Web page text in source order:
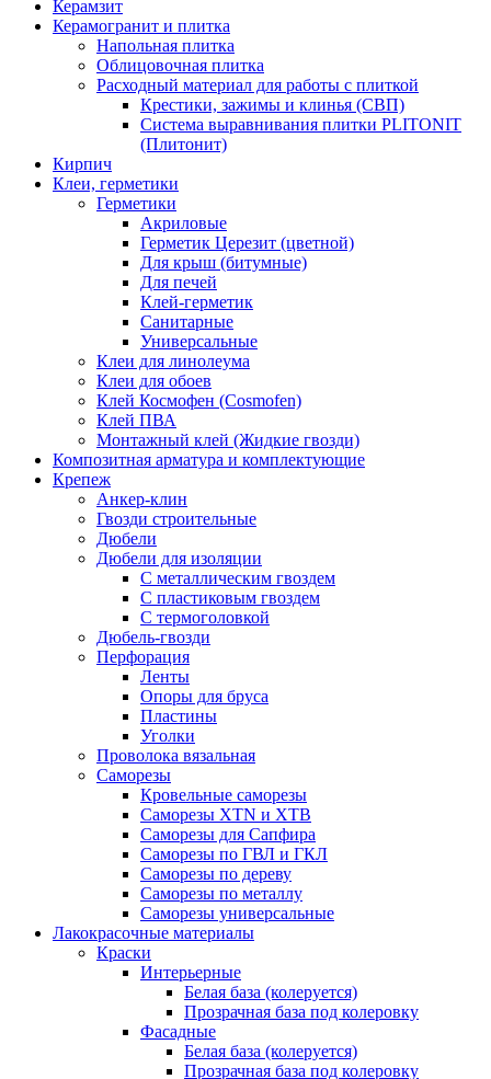
Керамзит
Керамогранит и плитка
Напольная плитка
Облицовочная плитка
Расходный материал для работы с плиткой
Крестики, зажимы и клинья (СВП)
Система выравнивания плитки PLITONIT
(Плитонит)
Кирпич
Клеи, герметики
Герметики
Акриловые
Герметик Церезит (цветной)
Для крыш (битумные)
Для печей
Клей-герметик
Санитарные
Универсальные
Клеи для линолеума
Клеи для обоев
Клей Космофен (Cosmofen)
Клей ПВА
Монтажный клей (Жидкие гвозди)
Композитная арматура и комплектующие
Крепеж
Анкер-клин
Гвозди строительные
Дюбели
Дюбели для изоляции
С металлическим гвоздем
С пластиковым гвоздем
С термоголовкой
Дюбель-гвозди
Перфорация
Ленты
Опоры для бруса
Пластины
Уголки
Проволока вязальная
Саморезы
Кровельные саморезы
Саморезы XTN и ХTB
Саморезы для Сапфира
Саморезы по ГВЛ и ГКЛ
Саморезы по дереву
Саморезы по металлу
Саморезы универсальные
Лакокрасочные материалы
Краски
Интерьерные
Белая база (колеруется)
Прозрачная база под колеровку
Фасадные
Белая база (колеруется)
Прозрачная база под колеровку